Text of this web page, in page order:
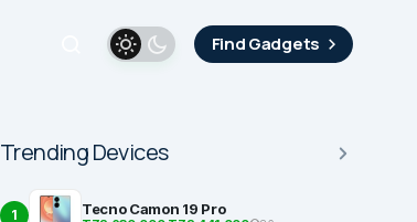
Find Gadgets
Trending Devices
1 Tecno Camon 19 Pro